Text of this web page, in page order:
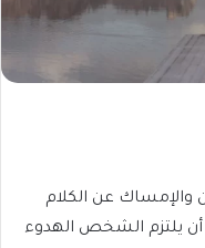
عن الكلام
أن يلتزم الشخص الهدوء